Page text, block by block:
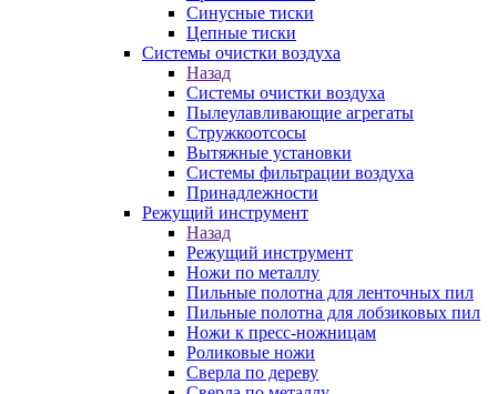
Синусные тиски
Цепные тиски
Системы очистки воздуха
Назад
Системы очистки воздуха
Пылеулавливающие агрегаты
Стружкоотсосы
Вытяжные установки
Системы фильтрации воздуха
Принадлежности
Режущий инструмент
Назад
Режущий инструмент
Ножи по металлу
Пильные полотна для ленточных пил
Пильные полотна для лобзиковых пил
Ножи к пресс-ножницам
Роликовые ножи
Сверла по дереву